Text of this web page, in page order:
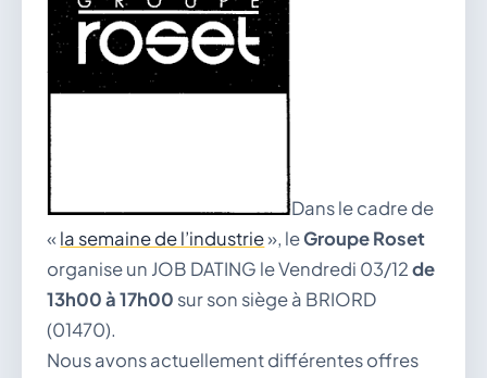
vous.
04 74 38 22 78
mairie@douvres.fr
140 Place de la Babillière, 01500 Douvres
Contacter la mairie
publier une annonce
Dans le cadre de
«la semaine de l’industrie», leGroupe Roset
organise un JOB DATING le Vendredi 03/12de
13h00 à 17h00 sur son siège à BRIORD
(01470).
Nous avons actuellement différentes offres